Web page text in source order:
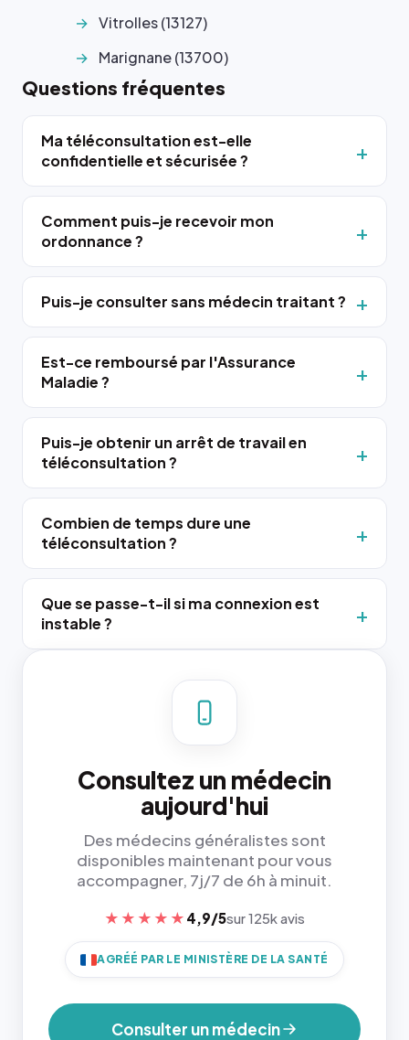
Vitrolles (13127)
Marignane (13700)
Questions fréquentes
Ma téléconsultation est-elle
confidentielle et sécurisée ?
Comment puis-je recevoir mon
ordonnance ?
Puis-je consulter sans médecin traitant ?
Est-ce remboursé par l'Assurance
Maladie ?
Puis-je obtenir un arrêt de travail en
téléconsultation ?
Combien de temps dure une
téléconsultation ?
Que se passe-t-il si ma connexion est
instable ?
Consultez un médecin
aujourd'hui
Des médecins généralistes sont
disponibles maintenant pour vous
accompagner, 7j/7 de 6h à minuit.
★★★★★ 4,9/5sur 125k avis
AGRÉÉ PAR LE MINISTÈRE DE LA SANTÉ
Consulter un médecin